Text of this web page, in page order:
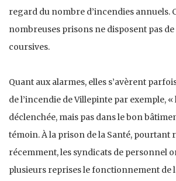
regard du nombre d’incendies annuels.
nombreuses prisons ne disposent pas
coursives.
Quant aux alarmes, elles s’avèrent
de l’incendie de Villepinte par exemple, «
déclenchée, mais pas dans le bon
témoin. À la prison de la Santé, pourtant
récemment, les syndicats de personnel
plusieurs reprises le fonctionnement de